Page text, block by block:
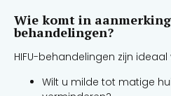
Wie komt in
behandelingen?
HIFU-behandelingen zijn
Wilt u milde tot matige